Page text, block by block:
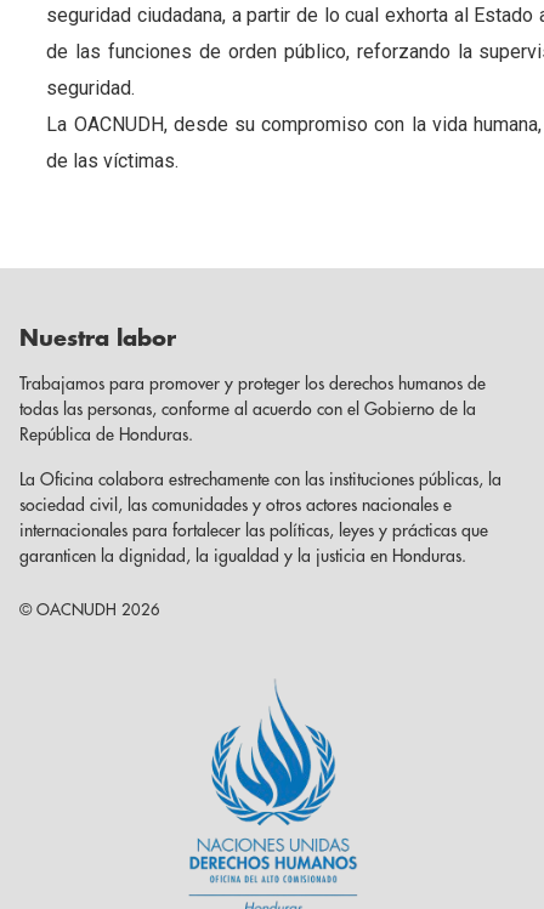
seguridad ciudadana, a partir de lo cual exhorta al
de las funciones de orden público, reforzando la
seguridad.
La OACNUDH, desde su compromiso con la vida
de las víctimas.
Nuestra labor
Trabajamos para promover y proteger los derechos humanos de
todas las personas, conforme al acuerdo con el Gobierno de la
República de Honduras.
La Oficina colabora estrechamente con las instituciones públicas, la
sociedad civil, las comunidades y otros actores nacionales e
internacionales para fortalecer las políticas, leyes y prácticas que
garanticen la dignidad, la igualdad y la justicia en Honduras.
© OACNUDH 2026